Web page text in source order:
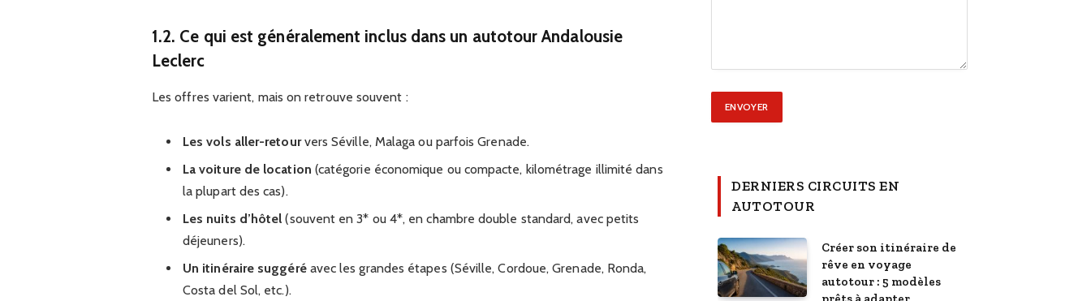
1.2. Ce qui est généralement inclus dans un autotour Andalousie
Leclerc
Les offres varient, mais on retrouve souvent :
Les vols aller-retourvers Séville, Malaga ou parfois Grenade.
La voiture de location (catégorie économique ou compacte, kilométrage illimité dans
la plupart des cas).
Les nuits d’hôtel (souvent en 3* ou 4*, en chambre double standard, avec petits
déjeuners).
Un itinéraire suggéréavec les grandes étapes (Séville, Cordoue, Grenade, Ronda,
Costa del Sol, etc.).
DERNIERS CIRCUITS EN
AUTOTOUR
Créer son itinéraire de
rêve en voyage
autotour : 5 modèles